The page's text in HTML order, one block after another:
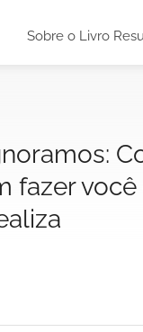
Sobre o Livro
fazer